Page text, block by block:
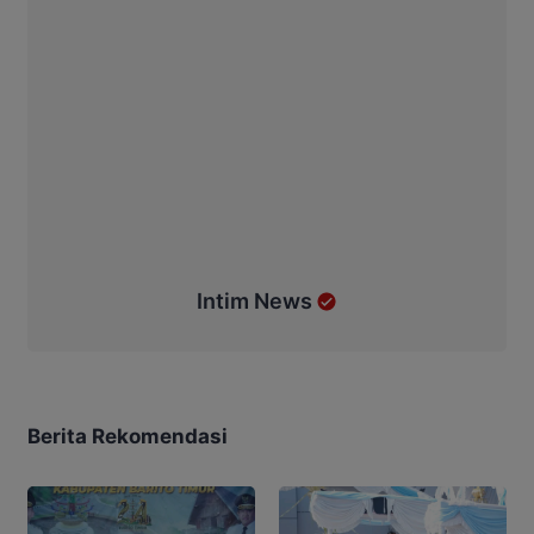
Intim News
Berita Rekomendasi